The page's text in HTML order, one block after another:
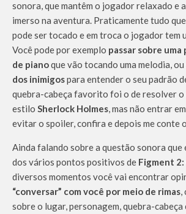
sonora, que mantêm o jogador relaxado e
imerso na aventura. Praticamente tudo
pode ser tocado e em troca o jogador tem
Você pode por exemplo passar sobre
de pianoque vão tocando uma melodia, ou
dos inimigospara entender o seu padrão
quebra-cabeça favorito foi o de resolver
estilo Sherlock Holmes, mas não entrar
evitar o spoiler, confira e depois me conte
Ainda falando sobre a questão sonora que
dos vários pontos positivos de Figment
diversos momentos você vai encontrar
“conversar” com você por meio de rimas,
sobre o lugar, personagem, quebra-